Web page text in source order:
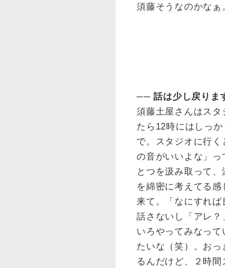
須藤そうなのかなぁ
──話は少し戻りま
須藤土屋さんはス
たら12時にはしっ
で。スタジオに行
の音がいいよな」
とつを汲み取って
を綿密に考えてる
来て。「なにすれ
話さないし「アレ
いろやってみなっ
たいな（笑）。お
るんだけど、２時